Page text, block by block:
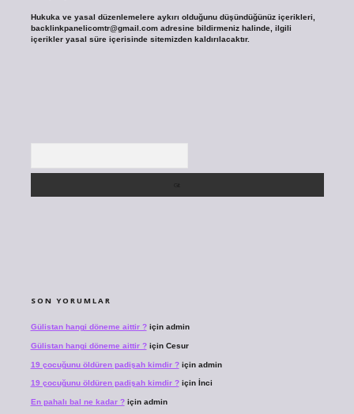
Hukuka ve yasal düzenlemelere aykırı olduğunu düşündüğünüz içerikleri,
backlinkpanelicomtr@gmail.comadresine bildirmeniz halinde, ilgili
içerikler yasal süre içerisinde sitemizden kaldırılacaktır.
SON YORUMLAR
Gülistan hangi döneme aittir ?için admin
Gülistan hangi döneme aittir ?için Cesur
19 çocuğunu öldüren padişah kimdir ?için admin
19 çocuğunu öldüren padişah kimdir ?için İnci
En pahalı bal ne kadar ?için admin